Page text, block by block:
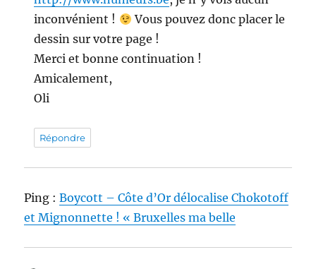
inconvénient !
Vous pouvez donc placer le
dessin sur votre page !
Merci et bonne continuation !
Amicalement,
Oli
Répondre
Ping :Boycott – Côte d’Or délocalise Chokotoff
et Mignonnette ! « Bruxelles ma belle